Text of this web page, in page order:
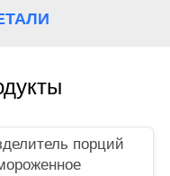
порций